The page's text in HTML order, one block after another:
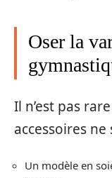
Oser la
Il n’est pas
accessoires
Un modèle en